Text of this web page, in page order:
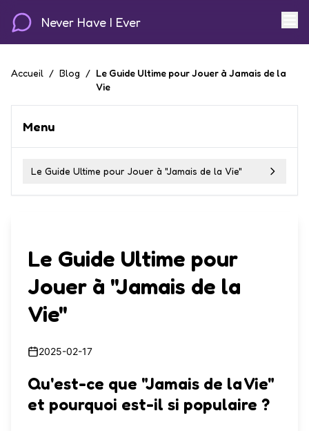
Never Have I Ever
Accueil / Blog / Le Guide Ultime pour Jouer à Jamais de la
Vie
Menu
Le Guide Ultime pour Jouer à "Jamais de la Vie"
Le Guide Ultime pour
Jouer à "Jamais de la
Vie"
2025-02-17
Qu'est-ce que "Jamais de la Vie"
et pourquoi est-il si populaire ?